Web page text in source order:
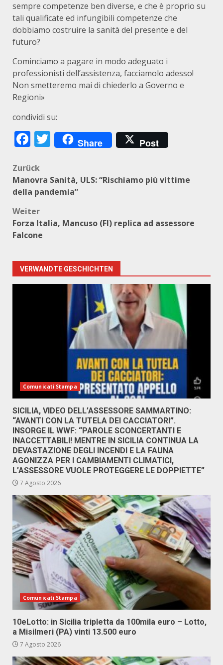
sempre competenze ben diverse, e che è proprio su
tali qualificate ed infungibili competenze che
dobbiamo costruire la sanità del presente e del
futuro?
Cominciamo a pagare in modo adeguato i
professionisti dell’assistenza, facciamolo adesso!
Non smetteremo mai di chiederlo a Governo e
Regioni»
condividi su:
Facebook
Twitter
Share Post
Beitragsnavigation
Zurück
Manovra Sanità, ULS: “Rischiamo più vittime
della pandemia”
Weiter
Forza Italia, Mancuso (FI) replica ad assessore
Falcone
VERWANDTE GESCHICHTEN
Comunicati Stampa
SICILIA, VIDEO DELL’ASSESSORE SAMMARTINO:
“AVANTI CON LA TUTELA DEI CACCIATORI”.
INSORGE IL WWF: “PAROLE SCONCERTANTI E
INACCETTABILI! MENTRE IN SICILIA CONTINUA LA
DEVASTAZIONE DEGLI INCENDI E LA FAUNA
AGONIZZA PER I CAMBIAMENTI CLIMATICI,
L’ASSESSORE VUOLE PROTEGGERE LE DOPPIETTE”
7 Agosto 2026
Comunicati Stampa
10eLotto: in Sicilia tripletta da 100mila euro – Lotto,
a Misilmeri (PA) vinti 13.500 euro
7 Agosto 2026